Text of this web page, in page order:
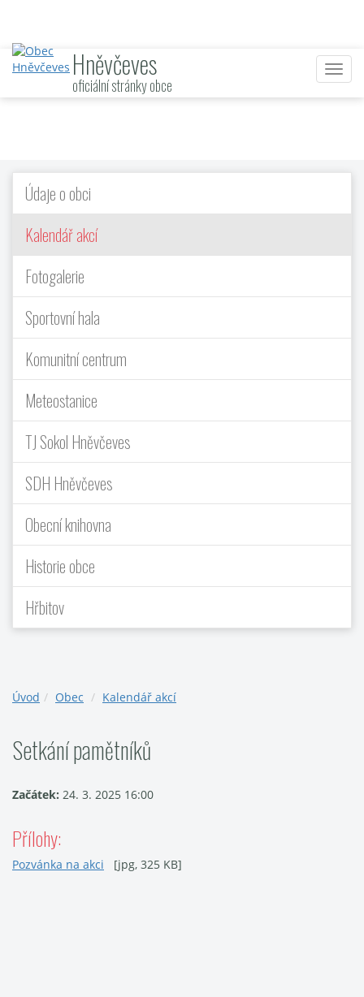
Hněvčeves
oficiální stránky obce
Údaje o obci
Kalendář akcí
Fotogalerie
Sportovní hala
Komunitní centrum
Meteostanice
TJ Sokol Hněvčeves
SDH Hněvčeves
Obecní knihovna
Historie obce
Hřbitov
Úvod Obec Kalendář akcí
Setkání pamětníků
Začátek: 24. 3. 2025 16:00
Přílohy:
Pozvánka na akci [jpg, 325 KB]